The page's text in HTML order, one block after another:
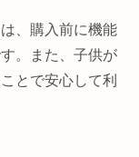
、購入前に機能
。また、子供が
とで安心して利